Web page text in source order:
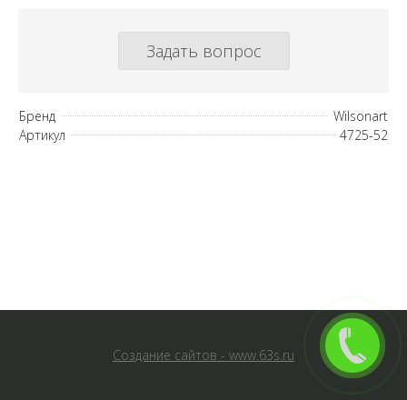
Задать вопрос
Бренд
Wilsonart
Артикул
4725-52
Создание сайтов - www.63s.ru